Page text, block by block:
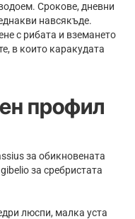
Срокове, дневни
навсякъде.
с рибата и вземането
в които каракудата
профил
за обикновената
за сребристата
люспи, малка уста